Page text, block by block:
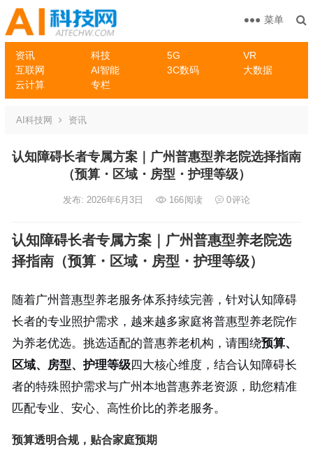
资讯 科技 5G
VR
互联网
AI智能 3C数码
大数据
云计算
专栏
菜单
AI科技网 资讯
认知障碍长者专属方案｜广州普惠型养老院选择指南
（预算・区域・房型・护理等级）
发布: 2026年6月3日 166阅读 0评论
认知障碍长者专属方案｜广州普惠型养老院选
择指南（预算・区域・房型・护理等级）
随着广州普惠型养老服务体系持续完善，针对认知障碍
长者的专业照护需求，越来越多家庭将普惠型养老院作
为养老优选。挑选适配的普惠养老机构，请围绕预算、
区域、房型、护理等级四大核心维度，结合认知障碍长
者的特殊照护需求与广州本地普惠养老资源，助您精准
匹配专业、安心、高性价比的养老服务。
预算透明合规，贴合家庭预期